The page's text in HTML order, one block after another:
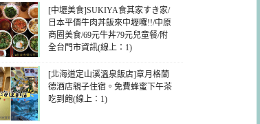
[中壢美食]SUKIYA食其家すき家/
日本平價牛肉丼飯來中壢囉!!/中原
商圈美食/69元牛丼79元兒童餐/附
全台門市資訊(線上：1)
[北海道定山溪溫泉飯店]章月格蘭
德酒店親子住宿。免費蜂蜜下午茶
吃到飽(線上：1)